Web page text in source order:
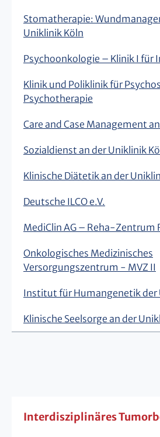
Stomatherapie:
Uniklinik Köln
Psychoonkologie – Klinik I für
Klinik und Poliklinik für
Psychotherapie
Care and Case Management
Sozialdienst an der Uniklinik
Klinische Diätetik an der
Deutsche ILCO e.V.
MediClin AG – Reha-Zentrum
Onkologisches Medizinisches
Versorgungszentrum - MVZ II
Institut für Humangenetik der
Klinische Seelsorge an der
Interdisziplinäres